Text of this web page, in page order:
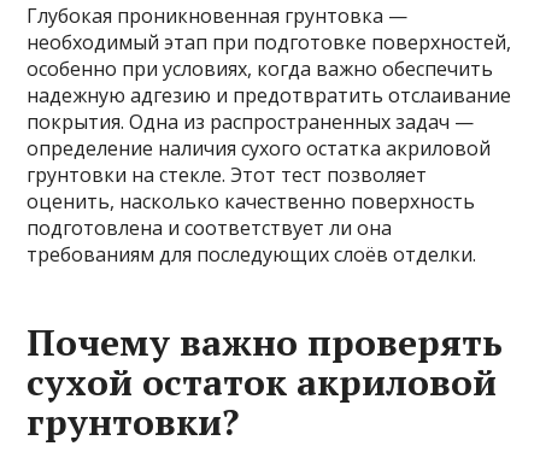
Глубокая проникновенная грунтовка —
необходимый этап при подготовке поверхностей,
особенно при условиях, когда важно обеспечить
надежную адгезию и предотвратить отслаивание
покрытия. Одна из распространенных задач —
определение наличия сухого остатка акриловой
грунтовки на стекле. Этот тест позволяет
оценить, насколько качественно поверхность
подготовлена и соответствует ли она
требованиям для последующих слоёв отделки.
Почему важно проверять
сухой остаток акриловой
грунтовки?